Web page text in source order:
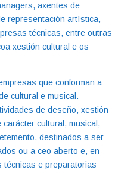
axentes de
representación artística,
técnicas, entre outras
xestión cultural e os
que conforman a
cultural e musical.
de deseño, xestión
cultural, musical,
destinados a ser
ou a ceo aberto e, en
técnicas e preparatorias